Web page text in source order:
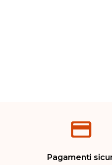
Pagamenti